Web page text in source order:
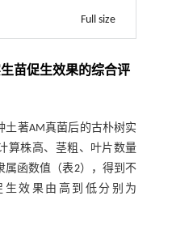
Full size
苗促生效果的综合评
土著AM真菌后的古朴树实
算株高、茎粗、叶片数量
属函数值（表2），得到不
生效果由高到低分别为